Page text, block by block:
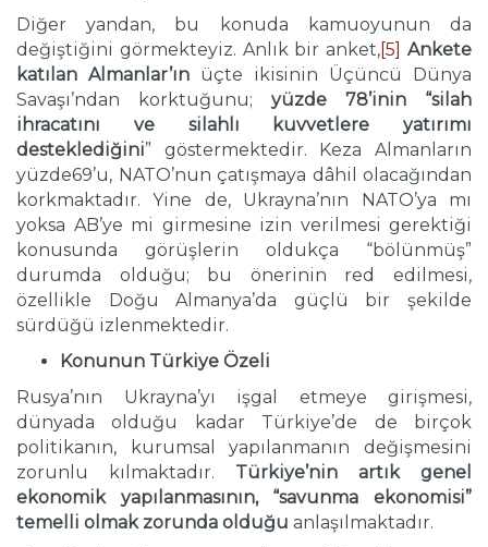
Diğer yandan, bu konuda kamuoyunun da
değiştiğini görmekteyiz. Anlık bir anket,[5] Ankete
katılan Almanlar’ın üçte ikisinin Üçüncü Dünya
Savaşı’ndan korktuğunu; yüzde 78’inin “silah
ihracatını ve silahlı kuvvetlere yatırımı
desteklediğini” göstermektedir. Keza Almanların
yüzde69’u, NATO’nun çatışmaya dâhil olacağından
korkmaktadır. Yine de, Ukrayna’nın NATO’ya mı
yoksa AB’ye mi girmesine izin verilmesi gerektiği
konusunda görüşlerin oldukça “bölünmüş”
durumda olduğu; bu önerinin red edilmesi,
özellikle Doğu Almanya’da güçlü bir şekilde
sürdüğü izlenmektedir.
Konunun Türkiye Özeli
Rusya’nın Ukrayna’yı işgal etmeye girişmesi,
dünyada olduğu kadar Türkiye’de de birçok
politikanın, kurumsal yapılanmanın değişmesini
zorunlu kılmaktadır. Türkiye’nin artık genel
ekonomik yapılanmasının, “savunma ekonomisi”
temelli olmak zorunda olduğu anlaşılmaktadır.